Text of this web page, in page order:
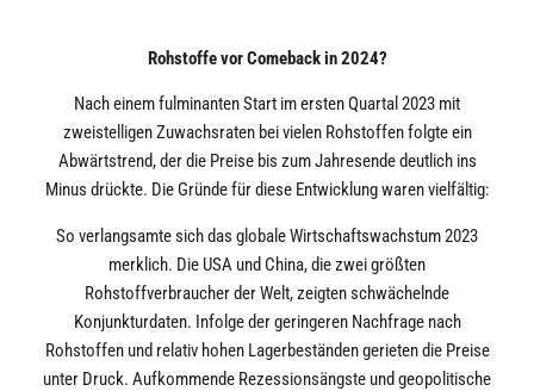
Rohstoffe vor Comeback in 2024?
Nach einem fulminanten Start im ersten Quartal 2023 mit
zweistelligen Zuwachsraten bei vielen Rohstoffen folgte ein
Abwärtstrend, der die Preise bis zum Jahresende deutlich ins
Minus drückte. Die Gründe für diese Entwicklung waren vielfältig:
So verlangsamte sich das globale Wirtschaftswachstum 2023
merklich. Die USA und China, die zwei größten
Rohstoffverbraucher der Welt, zeigten schwächelnde
Konjunkturdaten. Infolge der geringeren Nachfrage nach
Rohstoffen und relativ hohen Lagerbeständen gerieten die Preise
unter Druck. Aufkommende Rezessionsängste und geopolitische